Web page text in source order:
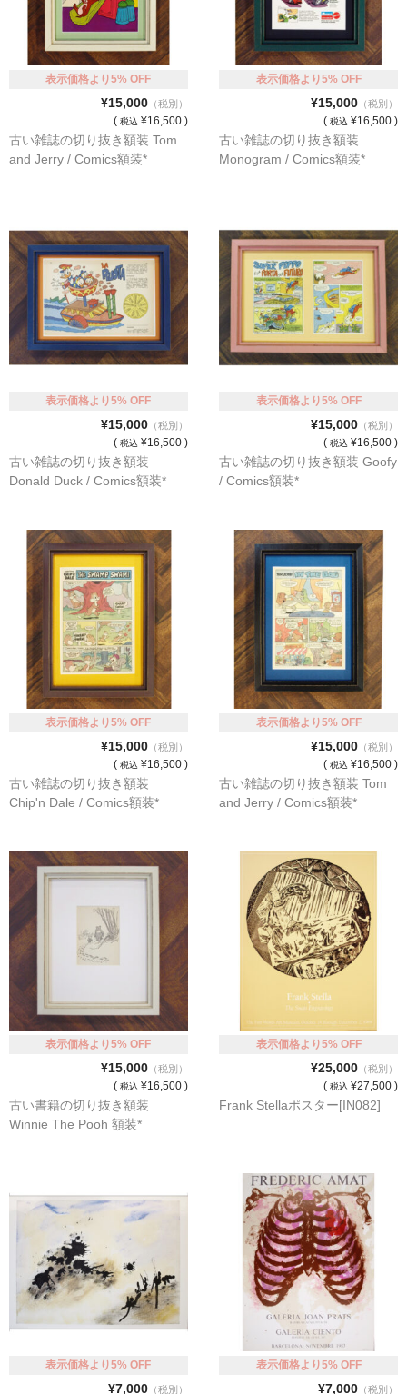
表示価格より5% OFF
¥15,000（税別）
( 税込 ¥16,500 )
古い雑誌の切り抜き額装 Tom
and Jerry / Comics額装*
表示価格より5% OFF
¥15,000（税別）
( 税込 ¥16,500 )
古い雑誌の切り抜き額装
Monogram / Comics額装*
表示価格より5% OFF
¥15,000（税別）
( 税込 ¥16,500 )
古い雑誌の切り抜き額装
Donald Duck / Comics額装*
表示価格より5% OFF
¥15,000（税別）
( 税込 ¥16,500 )
古い雑誌の切り抜き額装 Goofy
/ Comics額装*
表示価格より5% OFF
¥15,000（税別）
( 税込 ¥16,500 )
古い雑誌の切り抜き額装
Chip'n Dale / Comics額装*
表示価格より5% OFF
¥15,000（税別）
( 税込 ¥16,500 )
古い雑誌の切り抜き額装 Tom
and Jerry / Comics額装*
表示価格より5% OFF
¥15,000（税別）
( 税込 ¥16,500 )
古い書籍の切り抜き額装
Winnie The Pooh 額装*
表示価格より5% OFF
¥25,000（税別）
( 税込 ¥27,500 )
Frank Stellaポスター[IN082]
表示価格より5% OFF
¥7,000（税別）
表示価格より5% OFF
¥7,000（税別）